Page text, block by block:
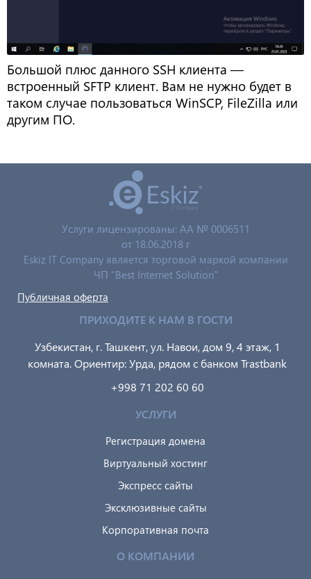
Большой плюс данного SSH клиента —
встроенный SFTP клиент. Вам не нужно будет в
таком случае пользоваться WinSCP, FileZilla или
другим ПО.
Услуги лицензированы: AA № 0006511
от 18.06.2018 г
Eskiz IT Company является торговой маркой компании
ЧП "Best Internet Solution"
Публичная оферта
ПРИХОДИТЕ К НАМ В ГОСТИ
Узбекистан, г. Ташкент, ул. Навои, дом 9, 4 этаж, 1
комната. Ориентир: Урда, рядом с банком Trastbank
+998 71 202 60 60
УСЛУГИ
Регистрация домена
Виртуальный хостинг
Экспресс сайты
Эксклюзивные сайты
Корпоративная почта
О КОМПАНИИ